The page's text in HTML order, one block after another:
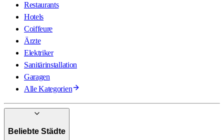
Restaurants
Hotels
Coiffeure
Ärzte
Elektriker
Sanitärinstallation
Garagen
Alle Kategorien
Beliebte Städte